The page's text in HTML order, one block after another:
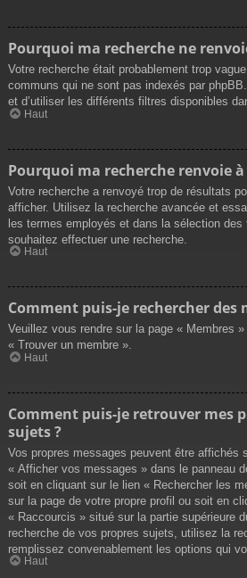
Pourquoi ma recherche ne
Votre recherche était probablement trop
communs qui ne sont pas indexés par
et d’utiliser les différents filtres disponibles
Haut
Pourquoi ma recherche renvoie
Votre recherche a renvoyé trop de résultats
afficher. Utilisez la recherche avancée et
les termes employés et dans la sélection
souhaitez effectuer une recherche.
Haut
Comment puis-je rechercher des
Veuillez vous rendre sur la page « Membres
« Trouver un membre ».
Haut
Comment puis-je retrouver mes
sujets ?
Vos propres messages peuvent être affichés
« Afficher vos messages » dans le panneau
soit en cliquant sur le lien « Rechercher les
sur la page de votre propre profil ou soit en
« Raccourcis » situé sur la partie supérieure
recherche de vos propres sujets, utilisez la
remplissez convenablement les options qui
Haut